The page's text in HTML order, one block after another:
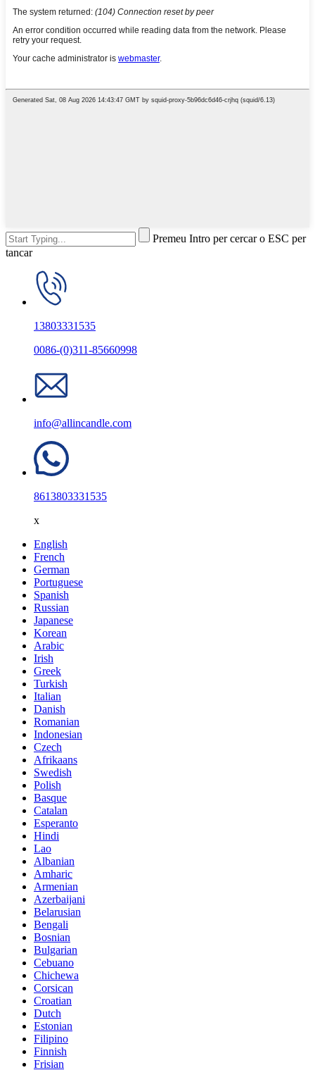
Premeu Intro per cercar o ESC per
tancar
13803331535
0086-(0)311-85660998
info@allincandle.com
8613803331535
x
English
French
German
Portuguese
Spanish
Russian
Japanese
Korean
Arabic
Irish
Greek
Turkish
Italian
Danish
Romanian
Indonesian
Czech
Afrikaans
Swedish
Polish
Basque
Catalan
Esperanto
Hindi
Lao
Albanian
Amharic
Armenian
Azerbaijani
Belarusian
Bengali
Bosnian
Bulgarian
Cebuano
Chichewa
Corsican
Croatian
Dutch
Estonian
Filipino
Finnish
Frisian